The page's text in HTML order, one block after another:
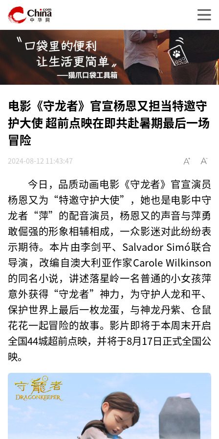
电影《守龙者》官宣杨恩又担当特邀守
护大使 超前点映在即共赴暑期最后一场
冒险
2024-08-12 11:43:47
今日，品质动画电影《守龙者》官宣演员
杨恩又为“特邀守护大使”，她也是电影中守
龙者“萍”的配音演员，杨恩又的声音与萍勇
敢倔强的形象相辅相成，一众影迷对此纷纷表
示期待。本片由李剑平、Salvador Simó联合
导演，改编自澳大利亚作家Carole Wilkinson
的同名小说，讲述落星岭一名普通的小女孩萍
意外获得“守龙者”神力，为守护人龙和平、
保护世界上最后一枚龙蛋，与神龙丹紫、仓鼠
花花一起冒险的故事。影片即将于本周末开启
全国44城超前点映，并将于8月17日正式全国公
映。